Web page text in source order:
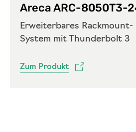
Areca ARC-8050T3-
Erweiterbares Rackmount-
System mit Thunderbolt 3
Zum Produkt